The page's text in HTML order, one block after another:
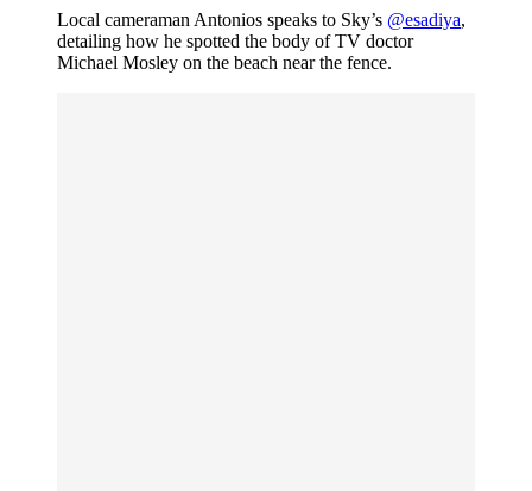
Local cameraman Antonios speaks to Sky’s @esadiya,
detailing how he spotted the body of TV doctor
Michael Mosley on the beach near the fence.